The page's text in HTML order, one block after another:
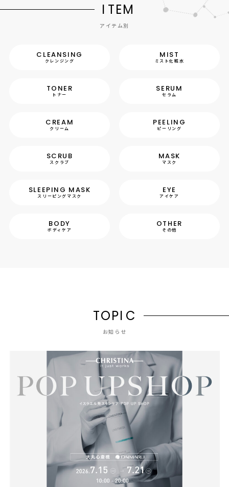
I TEM
アイテム別
CLEANSING
クレンジング
MIST
ミスト化粧水
TONER
トナー
SERUM
セラム
CREAM
クリーム
PEELING
ピーリング
SCRUB
スクラブ
MASK
マスク
SLEEPING MASK
スリーピングマスク
EYE
アイケア
BODY
ボディケア
OTHER
その他
TOPI C
お知らせ